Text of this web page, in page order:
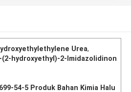
Urea,
(2-hydroxyethyl)-2-Imidazolidinon
54-5 Produk Bahan Kimia Halu